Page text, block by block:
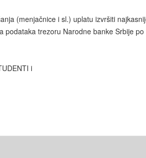
(menjačnice i sl.) uplatu izvršiti
trezoru Narodne banke Srbije po
i